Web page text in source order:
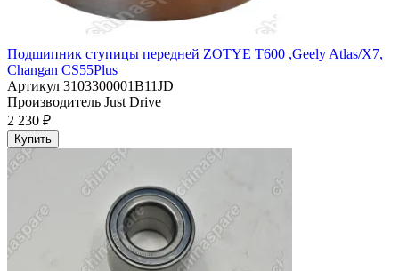
Подшипник ступицы передней ZOTYE T600 ,Geely Atlas/X7,
Changan CS55Plus
Артикул 3103300001B11JD
Производитель Just Drive
2 230 ₽
Купить